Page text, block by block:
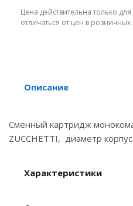
Цена действительна только
отличаться от цен в
Описание
Сменный картридж
ZUCCHETTI, диаметр
Характеристики